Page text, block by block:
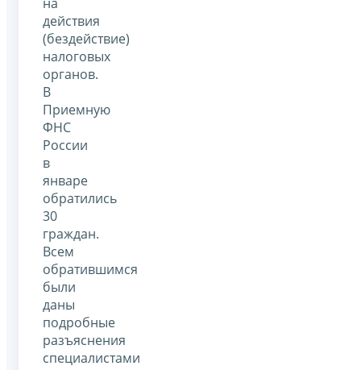
действия
(бездействие)
налоговых
органов.
В
Приемную
ФНС
России
в
январе
обратились
30
граждан.
Всем
обратившимся
были
даны
подробные
разъяснения
специалистами